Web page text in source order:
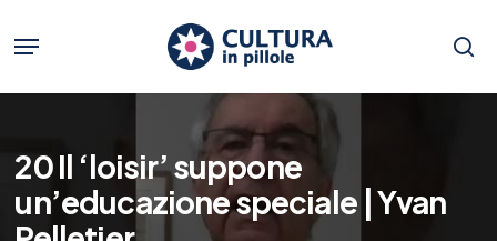
main
content
Menu
20 Il ‘loisir’ suppone
un’educazione speciale | Yvan